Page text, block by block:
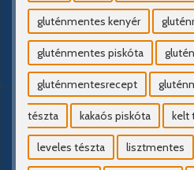
gluténmentes kenyér
gluténmentes piskóta
gluténmentesrecept
tészta kakaós piskóta kelt
leveles tészta lisztmentes